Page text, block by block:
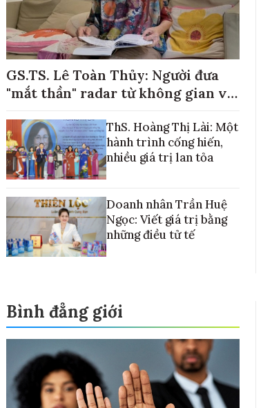
GS.TS. Lê Toàn Thủy: Người đưa
"mắt thần" radar từ không gian về
ThS. Hoàng Thị Lài: Một
hành trình cống hiến,
nhiều giá trị lan tỏa
Doanh nhân Trần Huệ
Ngọc: Viết giá trị bằng
những điều tử tế
Bình đẳng giới